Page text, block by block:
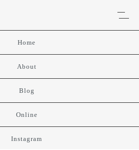
Home
About
Blog
Online
Instagram